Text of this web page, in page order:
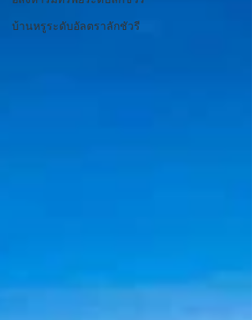
บ้านหรูระดับอัลตราลักชัวรี